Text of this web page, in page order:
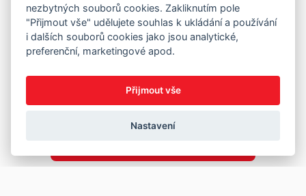
nezbytných souborů cookies. Zakliknutím pole
"Přijmout vše" udělujete souhlas k ukládání a používání
i dalších souborů cookies jako jsou analytické,
preferenční, marketingové apod.
Přijmout vše
Nastavení